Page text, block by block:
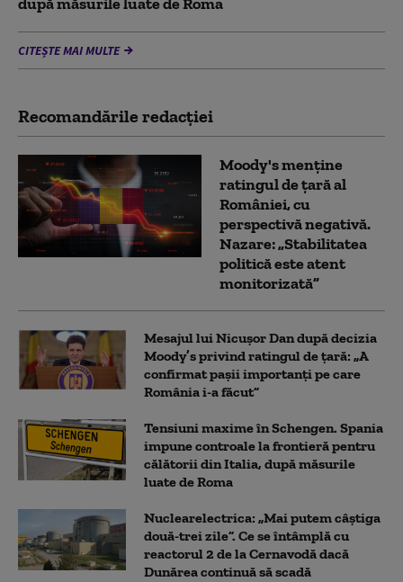
CITEȘTE MAI MULTE
Recomandările redacţiei
Moody's menține
ratingul de țară al
României, cu
perspectivă negativă.
Nazare: „Stabilitatea
politică este atent
monitorizată”
Mesajul lui Nicușor Dan după decizia
Moody’s privind ratingul de țară: „A
confirmat pașii importanți pe care
România i-a făcut”
Tensiuni maxime în Schengen. Spania
impune controale la frontieră pentru
călătorii din Italia, după măsurile
luate de Roma
Nuclearelectrica: „Mai putem câștiga
două-trei zile”. Ce se întâmplă cu
reactorul 2 de la Cernavodă dacă
Dunărea continuă să scadă